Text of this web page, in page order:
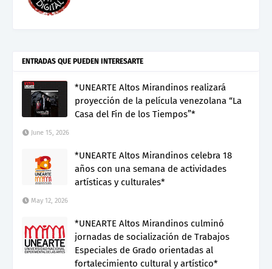
ENTRADAS QUE PUEDEN INTERESARTE
*UNEARTE Altos Mirandinos realizará
proyección de la película venezolana “La
Casa del Fin de los Tiempos”*
June 15, 2026
*UNEARTE Altos Mirandinos celebra 18
años con una semana de actividades
artísticas y culturales*
May 12, 2026
*UNEARTE Altos Mirandinos culminó
jornadas de socialización de Trabajos
Especiales de Grado orientadas al
fortalecimiento cultural y artístico*